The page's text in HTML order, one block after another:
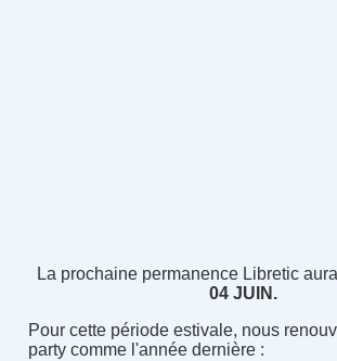
La prochaine permanence Libretic
04 JUIN.
Pour cette période estivale, nous
party comme l'année dernière :